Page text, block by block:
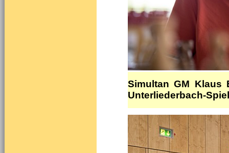
Simultan GM Klaus
Unterliederbach-